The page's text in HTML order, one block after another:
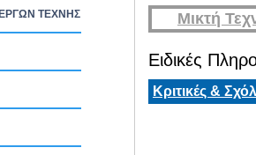
ΤΕΧΝΗΣ Μικτή
Ειδικές
Κριτικές &